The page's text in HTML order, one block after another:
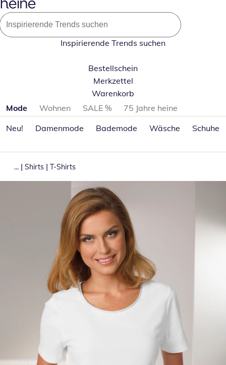
Inspirierende Trends suchen
Bestellschein
Merkzettel
Warenkorb
Produktkategorien überspringen
Mode Wohnen SALE %
75 Jahre heine
Neu!
Damenmode Bademode Wäsche Schuhe
... | Shirts | T-Shirts